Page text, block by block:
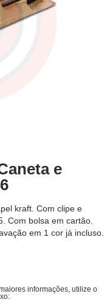
e
kraft. Com clipe e
Com bolsa em cartão.
em 1 cor já incluso.
informações, utilize o